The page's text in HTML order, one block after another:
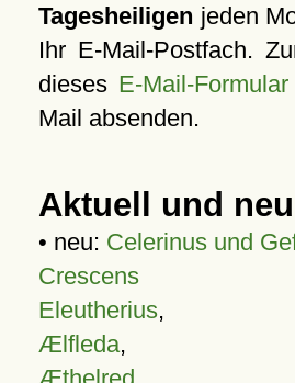
Tagesheiligen jeden
Ihr E-Mail-Postfach.
dieses E-Mail-Formular
Mail absenden.
Aktuell und
• neu: Celerinus und
Crescens
Eleutherius,
Ælfleda,